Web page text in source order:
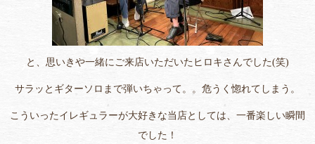
と、思いきや一緒にご来店いただいたヒロキさんでした(笑)
サラッとギターソロまで弾いちゃって。。危うく惚れてしまう。
こういったイレギュラーが大好きな当店としては、一番楽しい瞬間
でした！